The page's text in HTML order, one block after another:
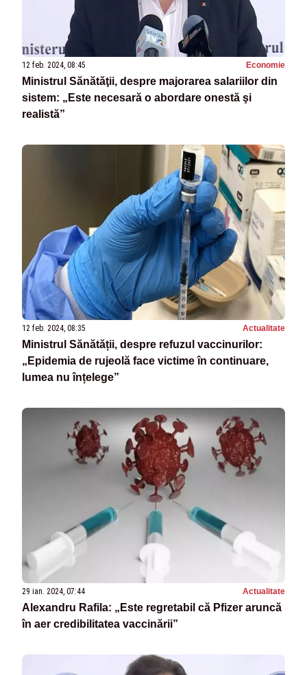
12 feb. 2024, 08:45 Economie
Ministrul Sănătăţii, despre majorarea salariilor din
sistem: „Este necesară o abordare onestă şi
realistă”
12 feb. 2024, 08:35 Actualitate
Ministrul Sănătății, despre refuzul vaccinurilor:
„Epidemia de rujeolă face victime în continuare,
lumea nu înțelege”
29 ian. 2024, 07:44 Actualitate
Alexandru Rafila: „Este regretabil că Pfizer aruncă
în aer credibilitatea vaccinării”